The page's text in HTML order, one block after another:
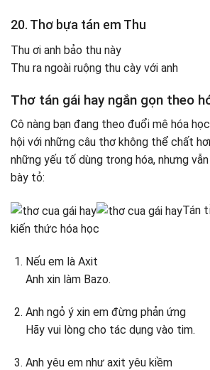
20. Thơ bựa tán em Thu
Thu ơi anh bảo thu này
Thu ra ngoài ruộng thu cày với anh
Thơ tán gái hay ngắn gọn theo
Cô nàng bạn đang theo đuổi mê hóa
hội với những câu thơ không thể chất
những yếu tố dùng trong hóa, nhưng
bày tỏ:
Tán
kiến thức hóa học
Nếu em là Axit
Anh xin làm Bazo.
Anh ngỏ ý xin em đừng phản ứng
Hãy vui lòng cho tác dụng vào tim.
Anh yêu em như axit yêu kiềm